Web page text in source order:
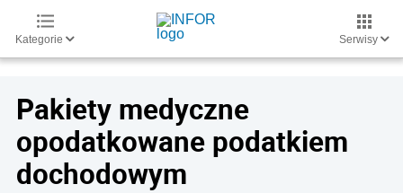
Kategorie Serwisy
Pakiety medyczne
opodatkowane podatkiem
dochodowym